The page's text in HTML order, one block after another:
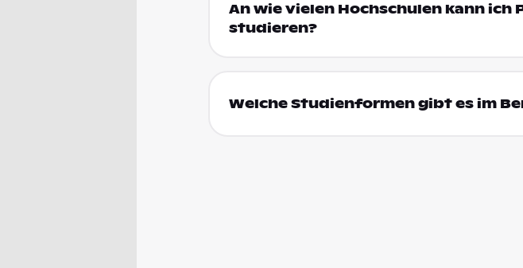
An wie vielen Hochschulen kann ich
studieren?
Welche Studienformen gibt es im